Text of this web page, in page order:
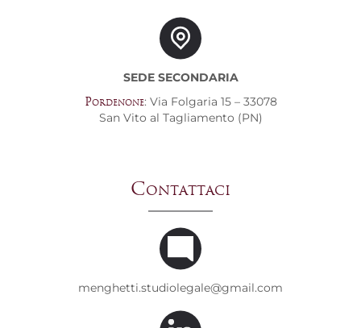
SEDE SECONDARIA
Pordenone: Via Folgaria 15 – 33078
San Vito al Tagliamento (PN)
Contattaci
menghetti.studiolegale@gmail.com